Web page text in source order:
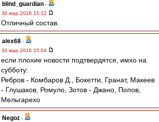
blind_guardian -
30 мар 2016 15:12
Отличный состав.
alex68 -
30 мар 2016 15:04
если плохие новости подтвердятся, имхо на
субботу:
Ребров - Комбаров Д., Бокетти, Гранат, Макеев
- Глушаков, Ромуло, Зотов - Джано, Попов,
Мельгарехо
Negoz -